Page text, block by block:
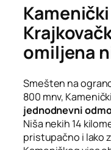
omiljena
Smešten na
800 mnv,
jednodnevni
Niša nekih 14
pristupačno i lako